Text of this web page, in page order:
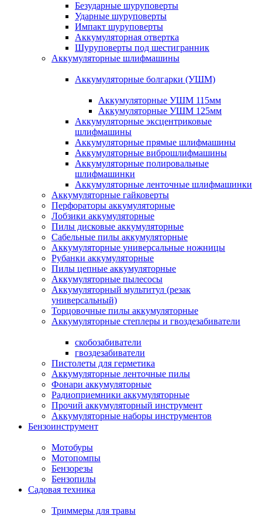
Безударные шуруповерты
Ударные шуруповерты
Импакт шуруповерты
Аккумуляторная отвертка
Шуруповерты под шестигранник
Аккумуляторные шлифмашины
Аккумуляторные болгарки (УШМ)
Аккумуляторные УШМ 115мм
Аккумуляторные УШМ 125мм
Аккумуляторные эксцентриковые
шлифмашины
Аккумуляторные прямые шлифмашины
Аккумуляторные виброшлифмашины
Аккумуляторные полировальные
шлифмашинки
Аккумуляторные ленточные шлифмашинки
Аккумуляторные гайковерты
Перфораторы аккумуляторные
Лобзики аккумуляторные
Пилы дисковые аккумуляторные
Сабельные пилы аккумуляторные
Аккумуляторные универсальные ножницы
Рубанки аккумуляторные
Пилы цепные аккумуляторные
Аккумуляторные пылесосы
Аккумуляторный мультитул (резак
универсальный)
Торцовочные пилы аккумуляторные
Аккумуляторные степлеры и гвоздезабиватели
скобозабиватели
гвоздезабиватели
Пистолеты для герметика
Аккумуляторные ленточные пилы
Фонари аккумуляторные
Радиоприемники аккумуляторные
Прочий аккумуляторный инструмент
Аккумуляторные наборы инструментов
Бензоинструмент
Мотобуры
Мотопомпы
Бензорезы
Бензопилы
Садовая техника
Триммеры для травы